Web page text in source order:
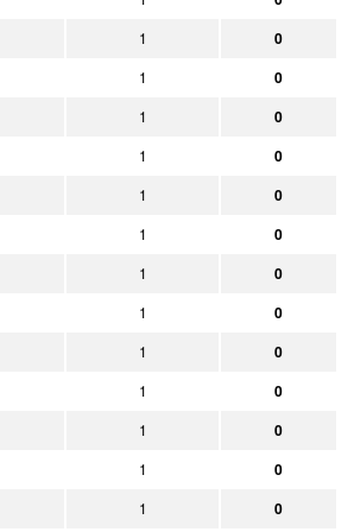
1
0
1
0
1
0
1
0
1
0
1
0
1
0
1
0
1
0
1
0
1
0
1
0
1
0